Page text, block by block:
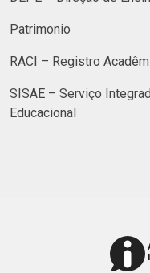
Patrimonio
RACI – Registro
SISAE – Serviço
Educacional